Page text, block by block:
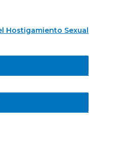
Hostigamiento Sexual